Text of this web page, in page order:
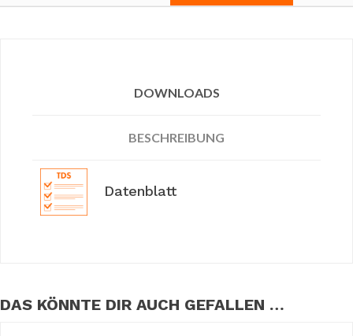
DOWNLOADS
BESCHREIBUNG
Datenblatt
DAS KÖNNTE DIR AUCH GEFALLEN …